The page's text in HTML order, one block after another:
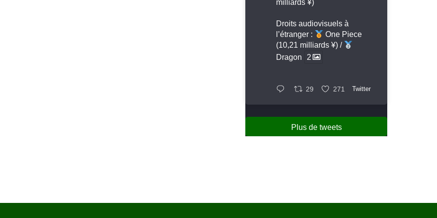
milliards ¥)
Droits audiovisuels à
l’étranger :
One Piece
(10,21 milliards ¥) /
Dragon
2
29 271 Twitter
Plus de tweets